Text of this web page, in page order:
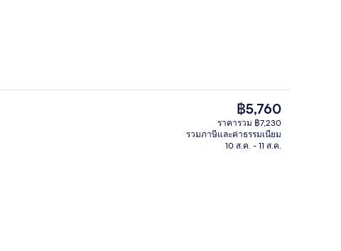
ราคา
ปัจจุบัน
฿5,760
฿5,760
ราคารวม ฿7,230
รวมภาษีและค่าธรรมเนียม
10 ส.ค. - 11 ส.ค.